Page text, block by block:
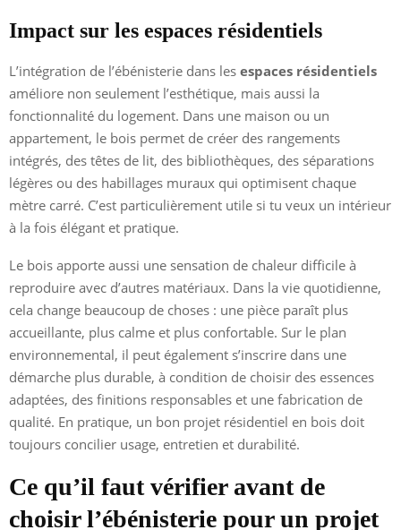
Impact sur les espaces résidentiels
L’intégration de l’ébénisterie dans les espaces résidentiels
améliore non seulement l’esthétique, mais aussi la
fonctionnalité du logement. Dans une maison ou un
appartement, le bois permet de créer des rangements
intégrés, des têtes de lit, des bibliothèques, des séparations
légères ou des habillages muraux qui optimisent chaque
mètre carré. C’est particulièrement utile si tu veux un intérieur
à la fois élégant et pratique.
Le bois apporte aussi une sensation de chaleur difficile à
reproduire avec d’autres matériaux. Dans la vie quotidienne,
cela change beaucoup de choses : une pièce paraît plus
accueillante, plus calme et plus confortable. Sur le plan
environnemental, il peut également s’inscrire dans une
démarche plus durable, à condition de choisir des essences
adaptées, des finitions responsables et une fabrication de
qualité. En pratique, un bon projet résidentiel en bois doit
toujours concilier usage, entretien et durabilité.
Ce qu’il faut vérifier avant de
choisir l’ébénisterie pour un projet